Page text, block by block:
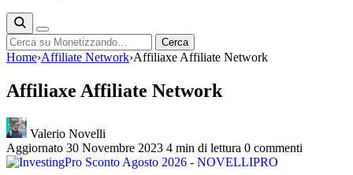
Cerca Cerca
Home›Affiliate Network›Affiliaxe Affiliate Network
Affiliaxe Affiliate Network
Valerio Novelli
Aggiornato 30 Novembre 2023 4 min di lettura 0 commenti